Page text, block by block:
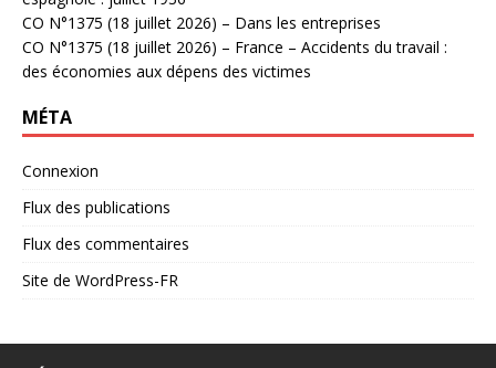
CO N°1375 (18 juillet 2026) – Dans les entreprises
CO N°1375 (18 juillet 2026) – France – Accidents du travail :
des économies aux dépens des victimes
MÉTA
Connexion
Flux des publications
Flux des commentaires
Site de WordPress-FR